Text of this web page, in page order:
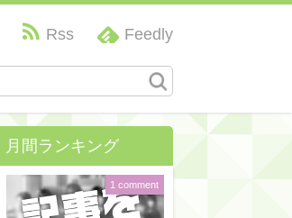
Rss Feedly
月間ランキング
1 comment